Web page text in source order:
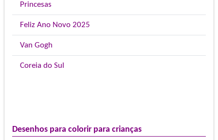
Princesas
Feliz Ano Novo 2025
Van Gogh
Coreia do Sul
Desenhos para colorir para crianças